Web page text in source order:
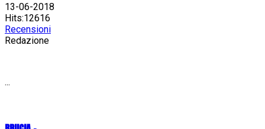
13-06-2018
Hits:12616
Recensioni
Redazione
...